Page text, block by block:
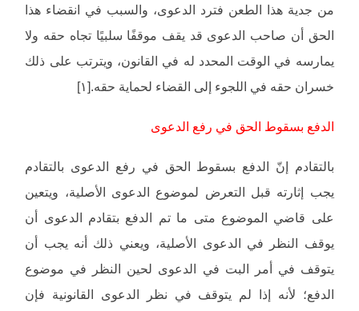
من جدية هذا الطعن فترد الدعوى، والسبب في انقضاء هذا
الحق أن صاحب الدعوى قد يقف موقفًا سلبيًا تجاه حقه ولا
يمارسه في الوقت المحدد له في القانون، ويترتب على ذلك
خسران حقه في اللجوء إلى القضاء لحماية حقه.[١]
الدفع بسقوط الحق في رفع الدعوى
بالتقادم إنّ الدفع بسقوط الحق في رفع الدعوى بالتقادم
يجب إثارته قبل التعرض لموضوع الدعوى الأصلية، ويتعين
على قاضي الموضوع متى ما تم الدفع بتقادم الدعوى أن
يوقف النظر في الدعوى الأصلية، ويعني ذلك أنه يجب أن
يتوقف في أمر البت في الدعوى لحين النظر في موضوع
الدفع؛ لأنه إذا لم يتوقف في نظر الدعوى القانونية فإن